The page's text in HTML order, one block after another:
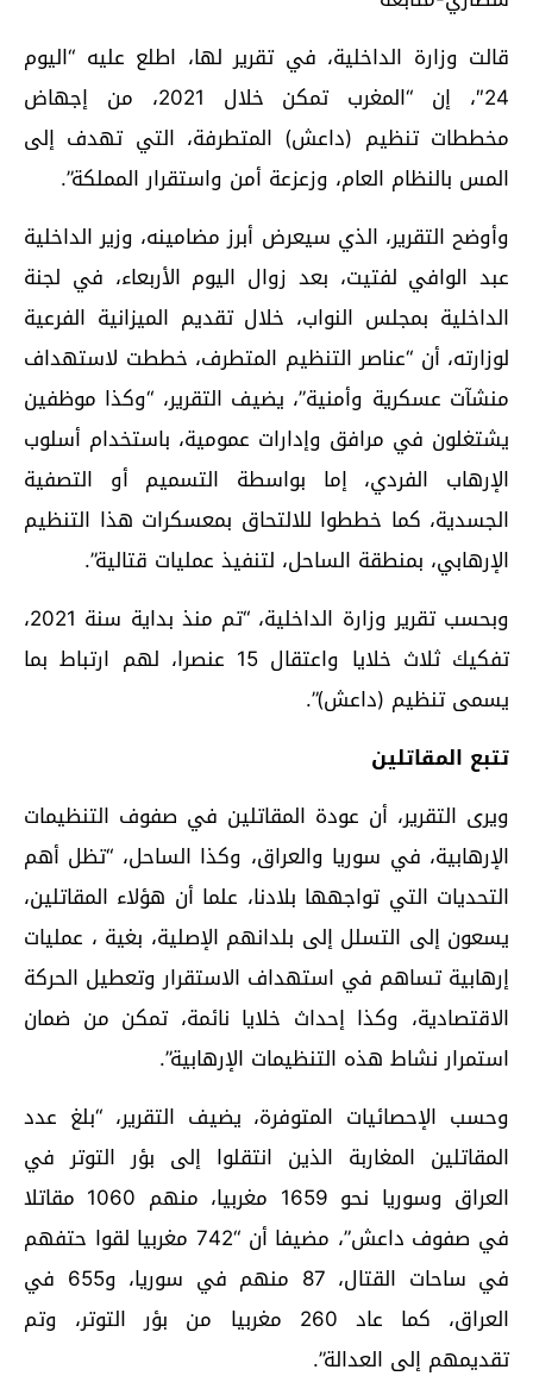
قالت وزارة الداخلية، في تقرير لها، اطلع عليه “اليوم
24″، إن “المغرب تمكن خلال 2021، من إجهاض
مخططات تنظيم (داعش) المتطرفة، التي تهدف إلى
المس بالنظام العام، وزعزعة أمن واستقرار المملكة”.
وأوضح التقرير، الذي سيعرض أبرز مضامينه، وزير الداخلية
عبد الوافي لفتيت، بعد زوال اليوم الأربعاء، في لجنة
الداخلية بمجلس النواب، خلال تقديم الميزانية الفرعية
لوزارته، أن “عناصر التنظيم المتطرف، خططت لاستهداف
منشآت عسكرية وأمنية”، يضيف التقرير، “وكذا موظفين
يشتغلون في مرافق وإدارات عمومية، باستخدام أسلوب
الإرهاب الفردي، إما بواسطة التسميم أو التصفية
الجسدية، كما خططوا للالتحاق بمعسكرات هذا التنظيم
الإرهابي، بمنطقة الساحل، لتنفيذ عمليات قتالية”.
وبحسب تقرير وزارة الداخلية، “تم منذ بداية سنة 2021،
تفكيك ثلاث خلايا واعتقال 15 عنصرا، لهم ارتباط بما
يسمى تنظيم (داعش)”.
تتبع المقاتلين
ويرى التقرير، أن عودة المقاتلين في صفوف التنظيمات
الإرهابية، في سوريا والعراق، وكذا الساحل، “تظل أهم
التحديات التي تواجهها بلادنا، علما أن هؤلاء المقاتلين،
يسعون إلى التسلل إلى بلدانهم الإصلية، بغية ، عمليات
إرهابية تساهم في استهداف الاستقرار وتعطيل الحركة
الاقتصادية، وكذا إحداث خلايا نائمة، تمكن من ضمان
استمرار نشاط هذه التنظيمات الإرهابية”.
وحسب الإحصائيات المتوفرة، يضيف التقرير، “بلغ عدد
المقاتلين المغاربة الذين انتقلوا إلى بؤر التوتر في
العراق وسوريا نحو 1659 مغربيا، منهم 1060 مقاتلا
في صفوف داعش”، مضيفا أن “742 مغربيا لقوا حتفهم
في ساحات القتال، 87 منهم في سوريا، و655 في
العراق، كما عاد 260 مغربيا من بؤر التوتر، وتم
تقديمهم إلى العدالة”.